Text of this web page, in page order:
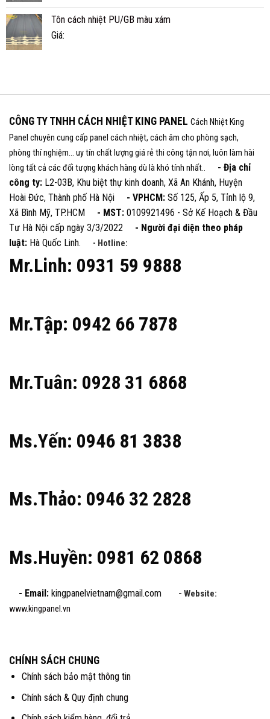
Tôn cách nhiệt PU/GB màu xám
Giá:
CÔNG TY TNHH CÁCH NHIỆT KING PANEL Cách Nhiệt King
Panel chuyên cung cấp panel cách nhiệt, cách âm cho phòng sạch,
phòng thí nghiệm... uy tín chất lượng giá rẻ thi công tận nơi, luôn làm hài
lòng tất cả các đối tượng khách hàng dù là khó tính nhất..
- Địa chỉ
công ty: L2-03B, Khu biệt thự kinh doanh, Xã An Khánh, Huyện
Hoài Đức, Thành phố Hà Nội - VPHCM: Số 125, Ấp 5, Tỉnh lộ 9,
Xã Bình Mỹ, TP.HCM - MST: 0109921496 - Sở Kế Hoạch & Đầu
Tư Hà Nội cấp ngày 3/3/2022 - Người đại diện theo pháp
luật: Hà Quốc Linh. - Hotline:
Mr.Linh: 0931 59 9888
Mr.Tập: 0942 66 7878
Mr.Tuân: 0928 31 6868
Ms.Yến: 0946 81 3838
Ms.Thảo: 0946 32 2828
Ms.Huyền: 0981 62 0868
- Email: kingpanelvietnam@gmail.com - Website:
www.kingpanel.vn
CHÍNH SÁCH CHUNG
Chính sách bảo mật thông tin
Chính sách & Quy định chung